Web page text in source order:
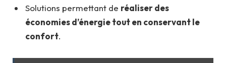
Solutions permettant de réaliser des
économies d’énergie tout en conservant le
confort.